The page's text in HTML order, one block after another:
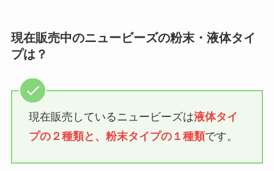
現在販売中のニュービーズの粉末・液体タイ
プは？
現在販売しているニュービーズは液体タイ
プの２種類と、粉末タイプの１種類です。